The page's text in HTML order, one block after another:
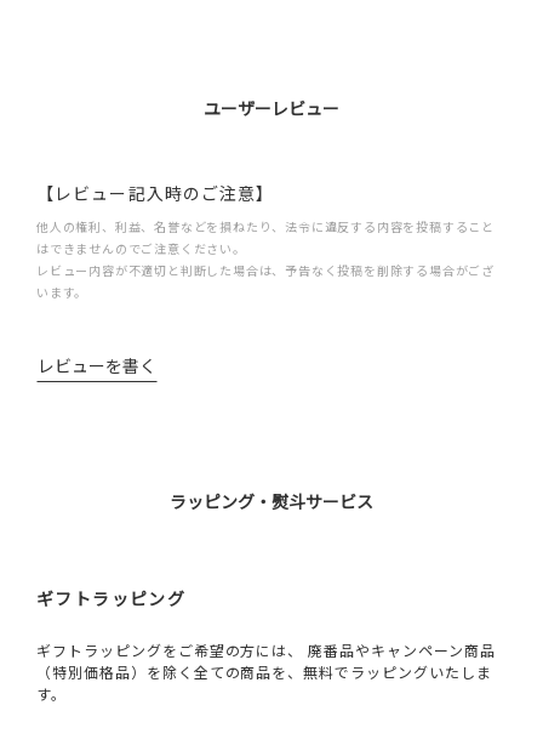
ユーザーレビュー
【レビュー記入時のご注意】
他人の権利、利益、名誉などを損ねたり、法令に違反する内容を投稿すること
はできませんのでご注意ください。
レビュー内容が不適切と判断した場合は、予告なく投稿を削除する場合がござ
います。
レビューを書く
ラッピング・熨斗サービス
ギフトラッピング
ギフトラッピングをご希望の方には、 廃番品やキャンペーン商品
（特別価格品）を除く全ての商品を、無料でラッピングいたしま
す。